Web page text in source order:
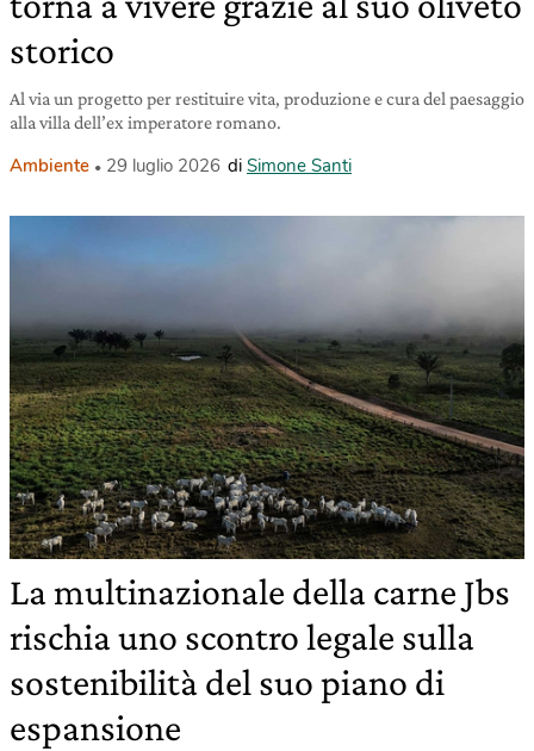
storico
Al via un progetto per restituire vita, produzione e cura del paesaggio
alla villa dell’ex imperatore romano.
Ambiente 29 luglio 2026 di Simone Santi
La multinazionale della carne Jbs
rischia uno scontro legale sulla
sostenibilità del suo piano di
espansione